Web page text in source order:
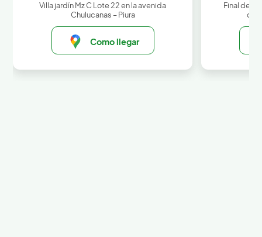
Villa jardín Mz C Lote 22 en la avenida
Chulucanas – Piura
Como llegar
Final de la